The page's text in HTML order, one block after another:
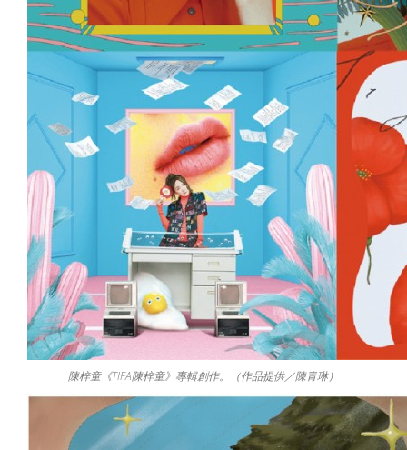
陳梓童《TIFA陳梓童》專輯創作。（作品提供／陳青琳）